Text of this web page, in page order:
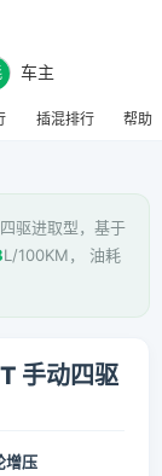
车主
插混排行 帮助
驱进取型，基于
L/100KM， 油耗
手动四驱
增压